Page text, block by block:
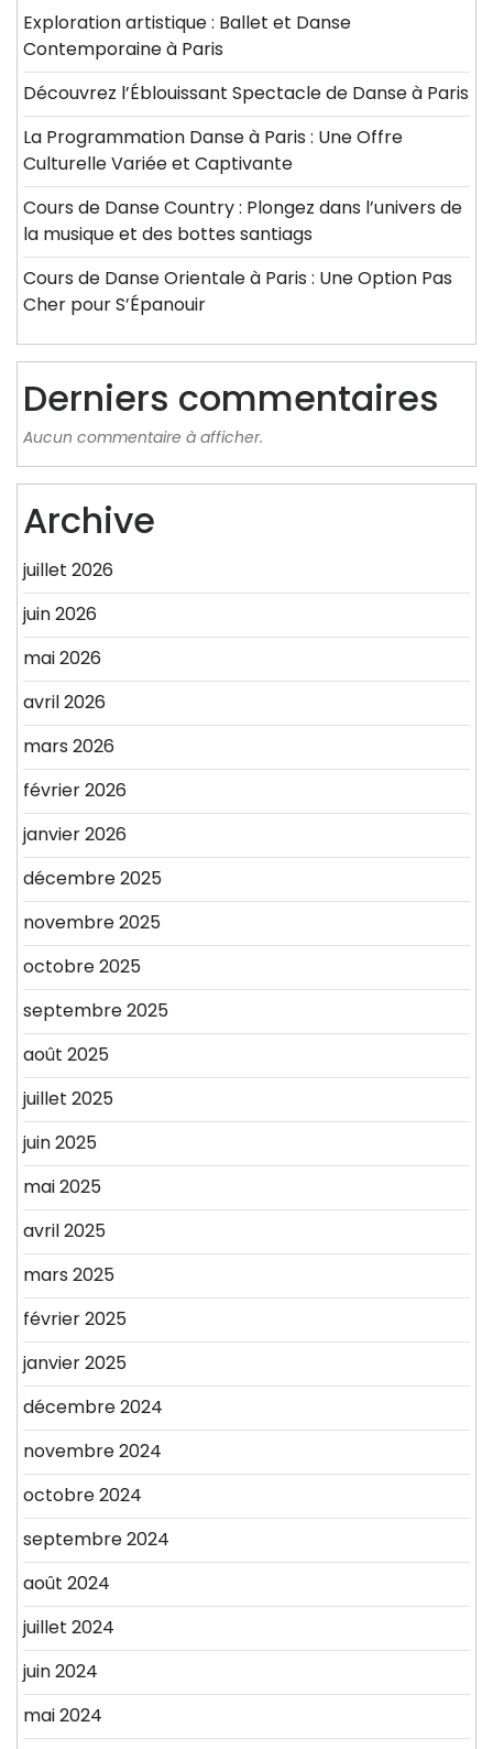
Exploration artistique : Ballet et Danse
Contemporaine à Paris
Découvrez l’Éblouissant Spectacle de Danse à Paris
La Programmation Danse à Paris : Une Offre
Culturelle Variée et Captivante
Cours de Danse Country : Plongez dans l’univers de
la musique et des bottes santiags
Cours de Danse Orientale à Paris : Une Option Pas
Cher pour S’Épanouir
Derniers commentaires
Aucun commentaire à afficher.
Archive
juillet 2026
juin 2026
mai 2026
avril 2026
mars 2026
février 2026
janvier 2026
décembre 2025
novembre 2025
octobre 2025
septembre 2025
août 2025
juillet 2025
juin 2025
mai 2025
avril 2025
mars 2025
février 2025
janvier 2025
décembre 2024
novembre 2024
octobre 2024
septembre 2024
août 2024
juillet 2024
juin 2024
mai 2024